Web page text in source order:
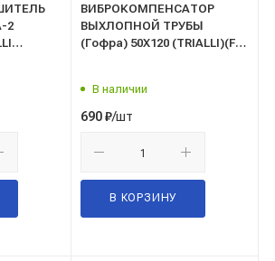
2
ВИБРОКОМПЕНСАТОР
ВЫХЛОПНОЙ ТРУБЫ
(Гофра) 50Х120 (TRIALLI)(FTi
В наличии
690₽/шт
В КОРЗИНУ